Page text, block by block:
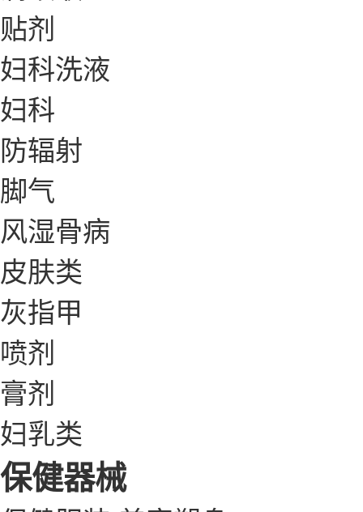
贴剂
妇科洗液
妇科
防辐射
脚气
风湿骨病
皮肤类
灰指甲
喷剂
膏剂
妇乳类
保健器械